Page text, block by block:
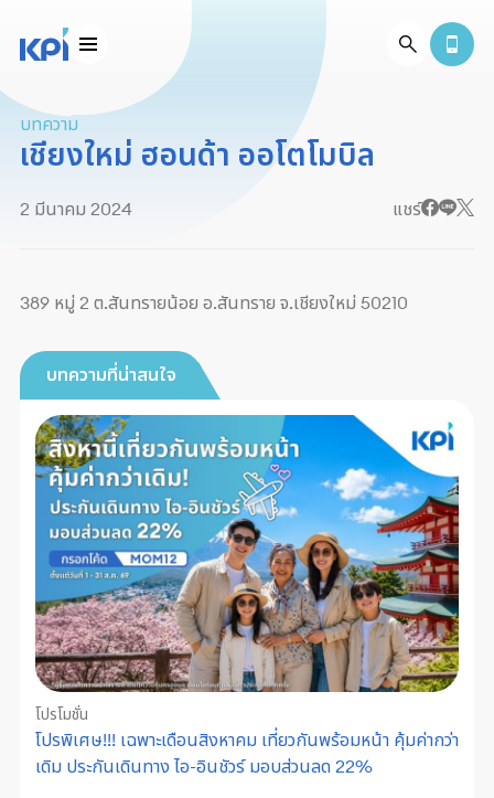
บทความ
เชียงใหม่ ฮอนด้า ออโตโมบิล
2 มีนาคม 2024 แชร์
389 หมู่ 2 ต.สันทรายน้อย อ.สันทราย จ.เชียงใหม่ 50210
บทความที่น่าสนใจ
โปรโมชั่น
โปรพิเศษ!!! เฉพาะเดือนสิงหาคม เที่ยวกันพร้อมหน้า คุ้มค่ากว่า
เดิม ประกันเดินทาง ไอ-อินชัวร์ มอบส่วนลด 22%